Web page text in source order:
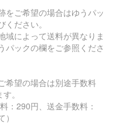
をご希望の場合はゆうパッ
ください。
域によって送料が異なりま
パックの欄をご参照くださ
希望の場合は別途手数料
。
：290円、送金手数料：